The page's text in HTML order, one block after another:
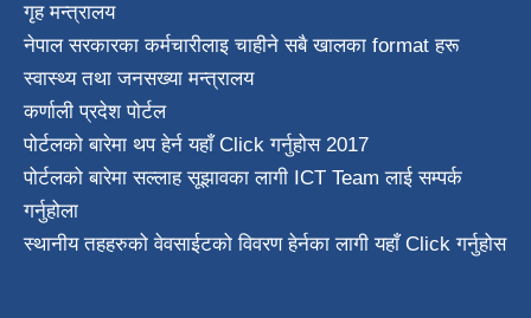
गृह मन्त्रालय
नेपाल सरकारका कर्मचारीलाइ चाहीने सबै खालका format हरू
स्वास्थ्य तथा जनस‌ख्या मन्त्रालय
कर्णाली प्रदेश पाेर्टल
पोर्टलको बारेमा थप हेर्नयहाँ Click गर्नुहोस2017
पोर्टलको बारेमा सल्लाह सूझावका लागी ICT Teamलाई सम्पर्क
गर्नुहोला
स्थानीय तहहरुको वेवसाईटको विवरण हेर्नका लागी यहाँ Click गर्नुहोस